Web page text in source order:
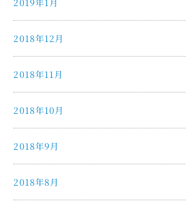
2018年12月
2018年11月
2018年10月
2018年9月
2018年8月